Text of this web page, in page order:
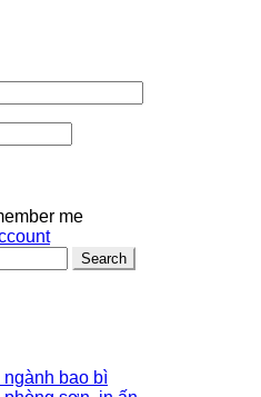
me
Search
ngành bao bì